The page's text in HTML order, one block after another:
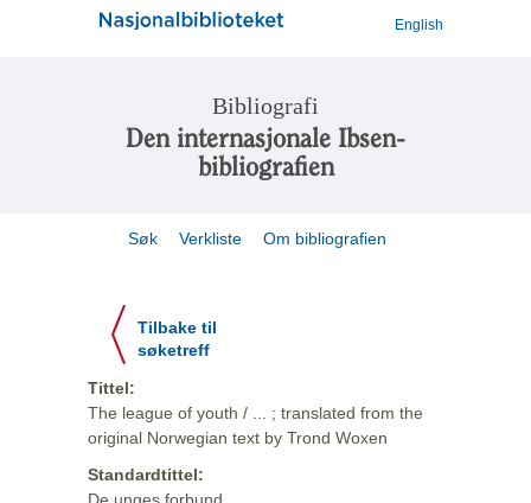
English
Bibliografi
Den internasjonale Ibsen-
bibliografien
Søk Verkliste Om bibliografien
Tilbake til
søketreff
Tittel:
The league of youth / ... ; translated from the
original Norwegian text by Trond Woxen
Standardtittel: